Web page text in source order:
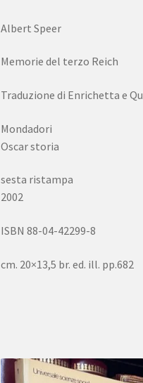
Albert Speer
Memorie del terzo Reich
Traduzione di Enrichetta e
Mondadori
Oscar storia
sesta ristampa
2002
ISBN 88-04-42299-8
cm. 20×13,5 br. ed. ill. pp.682